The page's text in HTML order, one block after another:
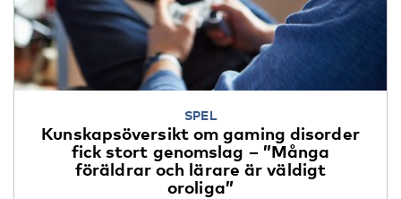
SPEL
Kunskapsöversikt om gaming disorder
fick stort genomslag – ”Många
föräldrar och lärare är väldigt
oroliga”